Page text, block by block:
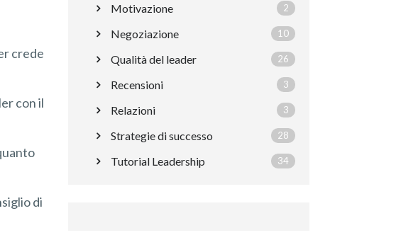
crede
con il
di
Motivazione 2
Negoziazione 10
Qualità del leader 26
Recensioni 3
Relazioni 3
Strategie di successo 28
Tutorial Leadership 34